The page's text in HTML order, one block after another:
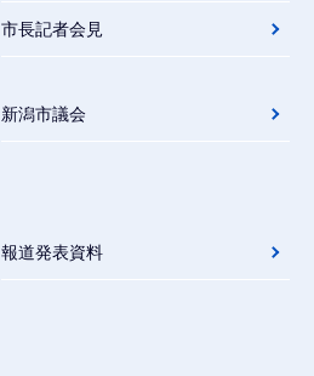
市長記者会見
新潟市議会
報道発表資料